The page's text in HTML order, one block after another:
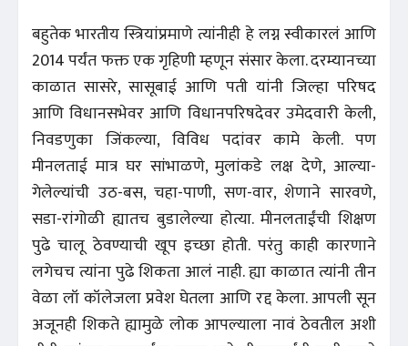
बहुतेक भारतीय स्त्रियांप्रमाणे त्यांनीही हे लग्न स्वीकारलं आणि
2014 पर्यंत फक्त एक गृहिणी म्हणून संसार केला. दरम्यानच्या
काळात सासरे, सासूबाई आणि पती यांनी जिल्हा परिषद
आणि विधानसभेवर आणि विधानपरिषदेवर उमेदवारी केली,
निवडणुका जिंकल्या, विविध पदांवर कामे केली. पण
मीनलताई मात्र घर सांभाळणे, मुलांकडे लक्ष देणे, आल्या-
गेलेल्यांची उठ-बस, चहा-पाणी, सण-वार, शेणाने सारवणे,
सडा-रांगोळी ह्यातच बुडालेल्या होत्या. मीनलताईंची शिक्षण
पुढे चालू ठेवण्याची खूप इच्छा होती. परंतु काही कारणाने
लगेचच त्यांना पुढे शिकता आलं नाही. ह्या काळात त्यांनी तीन
वेळा लॉ कॉलेजला प्रवेश घेतला आणि रद्द केला. आपली सून
अजूनही शिकते ह्यामुळे लोक आपल्याला नावं ठेवतील अशी